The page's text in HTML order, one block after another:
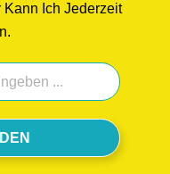
Ich Jederzeit